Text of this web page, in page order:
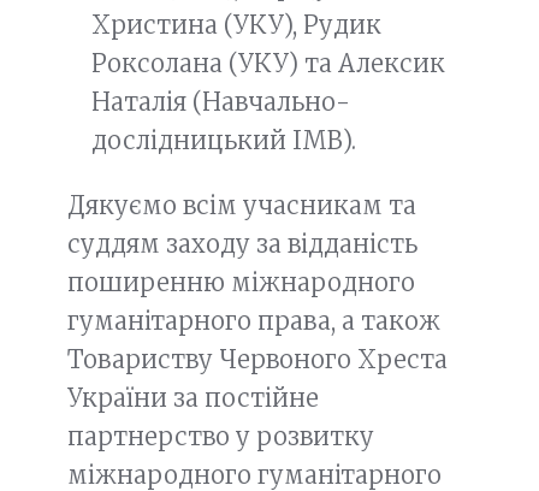
Христина (УКУ), Рудик
Роксолана (УКУ) та Алексик
Наталія (Навчально-
дослідницький ІМВ).
Дякуємо всім учасникам та
суддям заходу за відданість
поширенню міжнародного
гуманітарного права, а також
Товариству Червоного Хреста
України за постійне
партнерство у розвитку
міжнародного гуманітарного